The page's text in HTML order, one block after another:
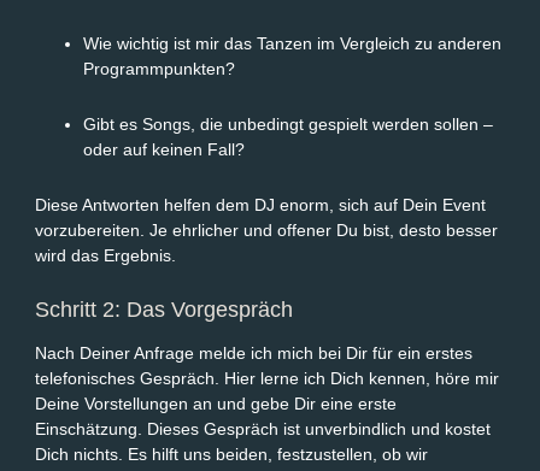
Wie wichtig ist mir das Tanzen im Vergleich zu anderen
Programmpunkten?
Gibt es Songs, die unbedingt gespielt werden sollen –
oder auf keinen Fall?
Diese Antworten helfen dem DJ enorm, sich auf Dein Event
vorzubereiten. Je ehrlicher und offener Du bist, desto besser
wird das Ergebnis.
Schritt 2: Das Vorgespräch
Nach Deiner Anfrage melde ich mich bei Dir für ein erstes
telefonisches Gespräch. Hier lerne ich Dich kennen, höre mir
Deine Vorstellungen an und gebe Dir eine erste
Einschätzung. Dieses Gespräch ist unverbindlich und kostet
Dich nichts. Es hilft uns beiden, festzustellen, ob wir